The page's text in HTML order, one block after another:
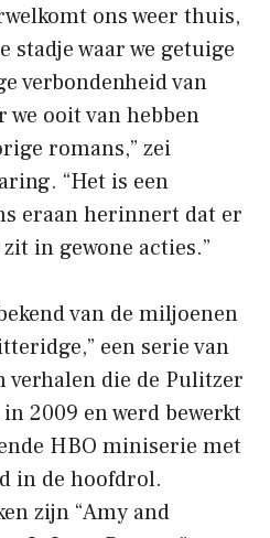
ons weer thuis,
waar we getuige
verbondenheid van
we ooit van hebben
romans,” zei
“Het is een
eraan herinnert dat er
in gewone acties.”
van de miljoenen
een serie van
verhalen die de Pulitzer
2009 en werd bewerkt
HBO miniserie met
in de hoofdrol.
zijn “Amy and